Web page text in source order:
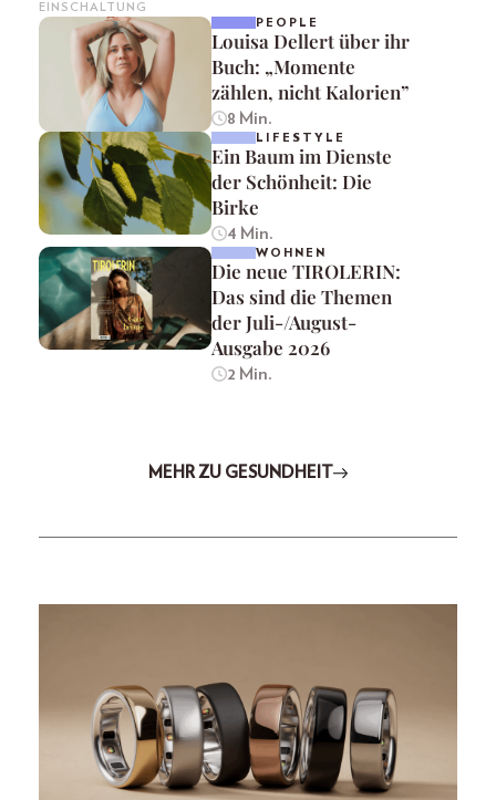
EINSCHALTUNG
PEOPLE
Louisa Dellert über ihr
Buch: „Momente
zählen, nicht Kalorien”
8 Min.
LIFESTYLE
Ein Baum im Dienste
der Schönheit: Die
Birke
4 Min.
WOHNEN
Die neue TIROLERIN:
Das sind die Themen
der Juli-/August-
Ausgabe 2026
2 Min.
MEHR ZU GESUNDHEIT